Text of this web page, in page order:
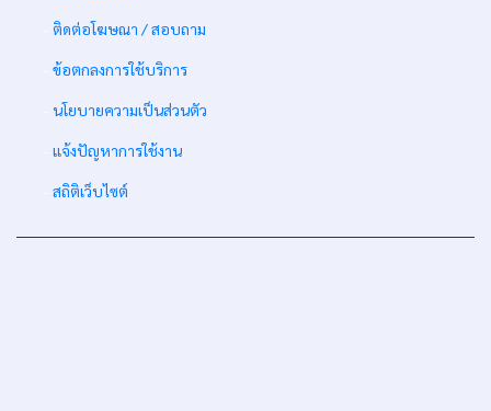
ติดต่อโฆษณา / สอบถาม
ข้อตกลงการใช้บริการ
นโยบายความเป็นส่วนตัว
แจ้งปัญหาการใช้งาน
สถิติเว็บไซต์